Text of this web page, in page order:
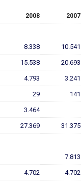
2008 2007
8.338 10.541
15.538 20.693
4.793 3.241
29 141
3.464
27.369 31.375
7.813
4.702 4.702